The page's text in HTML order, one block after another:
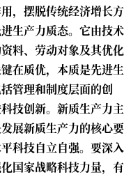
，摆脱传统经济增长方
生产力质态。它由技术
料、劳动对象及其优化
在质优，本质是先进生
管理和制度层面的创
技创新。新质生产力主
展新质生产力的核心要
科技自立自强。要深入
国家战略科技力量，有